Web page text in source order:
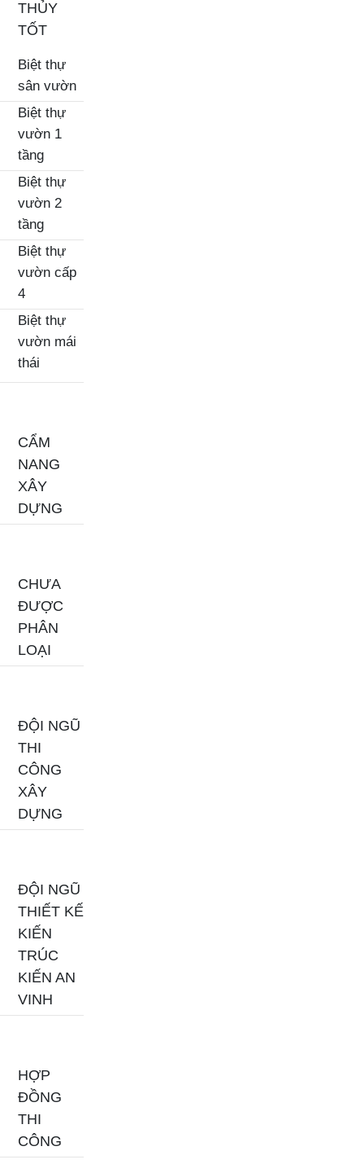
THỦY
TỐT
Biệt thự
sân vườn
Biệt thự
vườn 1
tầng
Biệt thự
vườn 2
tầng
Biệt thự
vườn cấp
4
Biệt thự
vườn mái
thái
CẨM
NANG
XÂY
DỰNG
CHƯA
ĐƯỢC
PHÂN
LOẠI
ĐỘI NGŨ
THI
CÔNG
XÂY
DỰNG
ĐỘI NGŨ
THIẾT KẾ
KIẾN
TRÚC
KIẾN AN
VINH
HỢP
ĐỒNG
THI
CÔNG